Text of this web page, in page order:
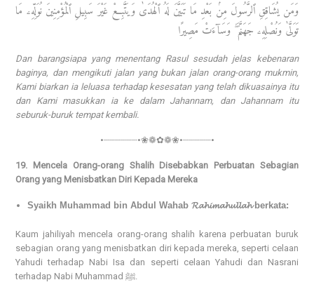
وَمَن يُشَاقِقِ ٱلرَّسُولَ مِنۢ بَعْدِ مَا تَبَيَّنَ لَهُ ٱلْهُدَىٰ وَيَتَّبِعْ غَيْرَ سَبِيلِ ٱلْمُؤْمِنِينَ نُوَلِّهِۦ مَا
تَوَلَّىٰ وَنُصْلِهِۦ جَهَنَّمَ ۖ وَسَآءَتْ مَصِيرًا
Dan barangsiapa yang menentang Rasul sesudah jelas kebenaran
baginya, dan mengikuti jalan yang bukan jalan orang-orang mukmin,
Kami biarkan ia leluasa terhadap kesesatan yang telah dikuasainya itu
dan Kami masukkan ia ke dalam Jahannam, dan Jahannam itu
seburuk-buruk tempat kembali.
•┈┈┈┈┈┈•❀❁✿❁❀•┈┈┈┈┈•
19. Mencela Orang-orang Shalih Disebabkan Perbuatan Sebagian
Orang yang Menisbatkan Diri Kepada Mereka
Syaikh Muhammad bin Abdul Wahab 𝓡𝓪𝓱𝓲𝓶𝓪𝓱𝓾𝓵𝓵𝓪𝓱 berkata:
Kaum jahiliyah mencela orang-orang shalih karena perbuatan buruk
sebagian orang yang menisbatkan diri kepada mereka, seperti celaan
Yahudi terhadap Nabi Isa dan seperti celaan Yahudi dan Nasrani